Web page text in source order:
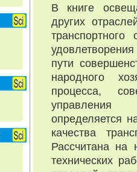
В книге
других
пути
народного
процесса,
управления
определяется
качества
Рассчитана на
технических